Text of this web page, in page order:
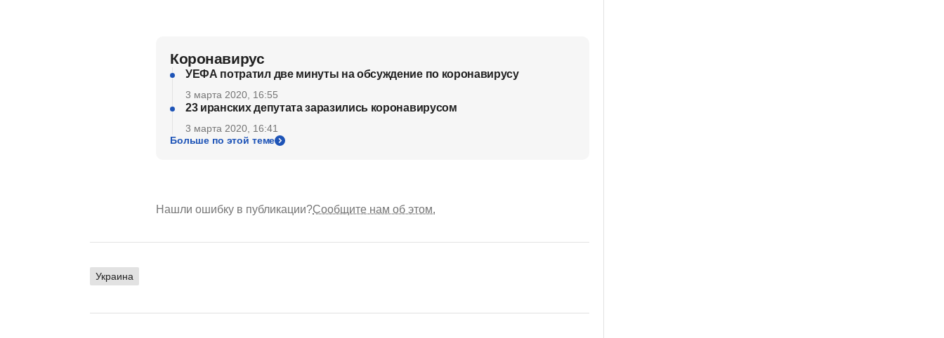
Коронавирус
УЕФА потратил две минуты на обсуждение по коронавирусу
3 марта 2020, 16:55
23 иранских депутата заразились коронавирусом
3 марта 2020, 16:41
Больше по этой теме
Нашли ошибку в публикации?Сообщите нам об этом.
Украина